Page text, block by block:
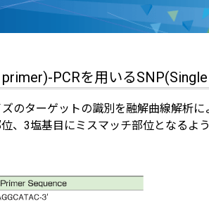
PCRを用いる
のターゲットの識別を融解曲線解析に
、3塩基目にミスマッチ部位となるよ